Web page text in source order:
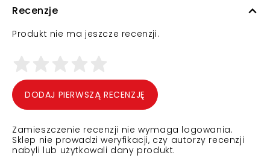
Recenzje
Produkt nie ma jeszcze recenzji.
DODAJ PIERWSZĄ RECENZJĘ
Zamieszczenie recenzji nie wymaga logowania.
Sklep nie prowadzi weryfikacji, czy autorzy recenzji
nabyli lub użytkowali dany produkt.